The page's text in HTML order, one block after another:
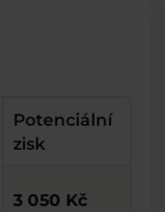
Potenciální
zisk
3 050 Kč